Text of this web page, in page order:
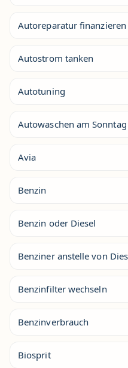
Autoreparatur finanzieren
Autostrom tanken
Autotuning
Autowaschen am Sonntag
Avia
Benzin
Benzin oder Diesel
Benziner anstelle von
Benzinfilter wechseln
Benzinverbrauch
Biosprit